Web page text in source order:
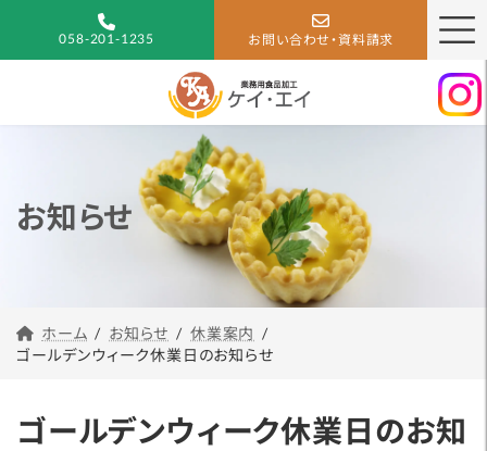
テ
ゲ
058-201-1235 お問い合わせ・資料請求
お知らせ
ホーム お知らせ 休業案内
ゴールデンウィーク休業日のお知らせ
ゴールデンウィーク休業日のお知